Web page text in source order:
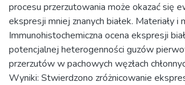
procesu przerzutowania może okazać się
ekspresji mniej znanych białek. Materiały i
Immunohistochemiczna ocena ekspresji
potencjalnej heterogenności guzów
przerzutów w pachowych węzłach
Wyniki: Stwierdzono zróżnicowanie